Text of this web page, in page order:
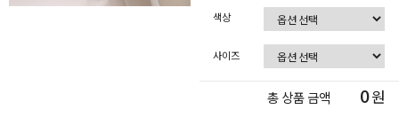
색상
사이즈
총 상품 금액 0원